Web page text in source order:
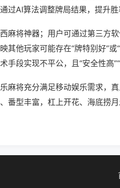
过AI算法调整牌局结果，提升胜
麻将神器；用户可通过第三方
其他玩家可能存在“牌特别好”
手段实现不平公，且“安全性高”“
麻将充分满足移动娱乐需求，
番型丰富，杠上开花、海底捞